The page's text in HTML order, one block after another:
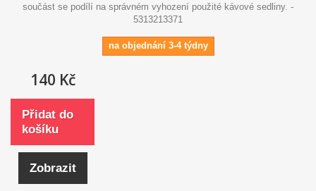
součást se podílí na správném vyhození použité kávové sedliny. -
5313213371
na objednání 3-4 týdny
140 Kč
Přidat do
košíku
Zobrazit